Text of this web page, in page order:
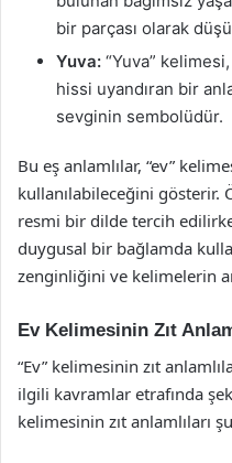
bir parçası olarak
Yuva: “Yuva”
hissi uyandıran bir
sevginin sembolüdür.
Bu eş anlamlılar, “ev”
kullanılabileceğini gösterir.
resmi bir dilde tercih
duygusal bir bağlamda
zenginliğini ve kelimelerin
Ev Kelimesinin Zıt
“Ev” kelimesinin zıt
ilgili kavramlar etrafında
kelimesinin zıt anlamlıları